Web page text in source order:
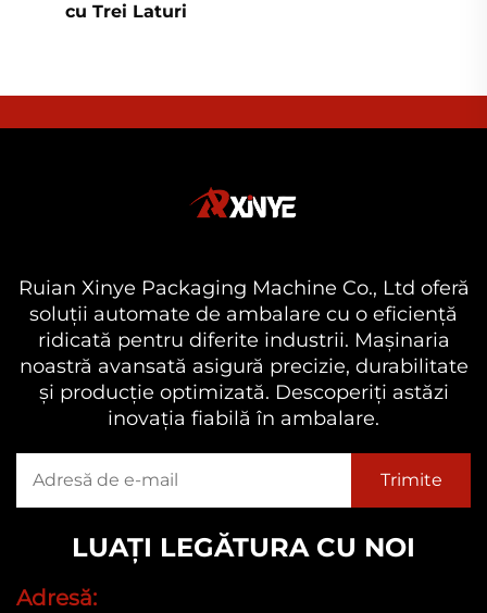
cu Trei Laturi
Ruian Xinye Packaging Machine Co., Ltd oferă
soluții automate de ambalare cu o eficiență
ridicată pentru diferite industrii. Mașinaria
noastră avansată asigură precizie, durabilitate
și producție optimizată. Descoperiți astăzi
inovația fiabilă în ambalare.
LUAȚI LEGĂTURA CU NOI
Adresă: